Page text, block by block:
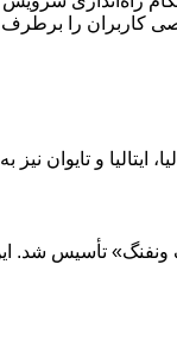
کاربران را برطرف